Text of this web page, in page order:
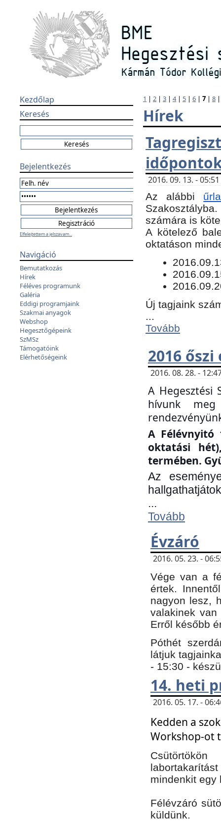
Kezdőlap
Keresés
Bejelentkezés
Elfelejtettem a jelszavam...
Navigáció
Bemutatkozás
Hírek
Féléves programunk
Galéria
Eddigi programjaink
Szakmai anyagok
Webshop
Hegesztőgépeink
SzMSz
Támogatóink
Elérhetőségeink
1 | 2 | 3 | 4| 5 | 6 | 7 | 8
Hírek
2016. 09. 13. -
Az alábbi
számára is
​A kötelező
oktatáson
Új tagjaink
...
Tovább
2016
2016. 08. 28. -
A Hegesztési
hívunk
A Félévnyitó
oktatási
termében.
Az
...
Tovább
Évzáró
2016. 05. 23. -
Vége van a
értek.
nagyon lesz,
valakinek
Erről később
Póthét
látjuk
- 15:30 -
14. heti
2016. 05. 17. -
Kedden a
Workshop-ot
mindenkit
Félévzáró
küldünk.